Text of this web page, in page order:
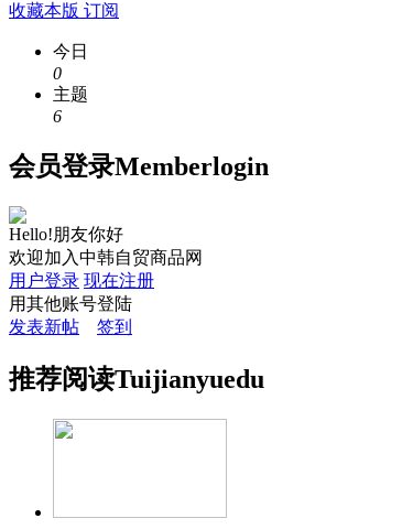
收藏本版 订阅
今日
0
主题
6
会员登录Memberlogin
Hello!朋友你好
欢迎加入中韩自贸商品网
用户登录 现在注册
用其他账号登陆
发表新帖
签到
推荐阅读Tuijianyuedu